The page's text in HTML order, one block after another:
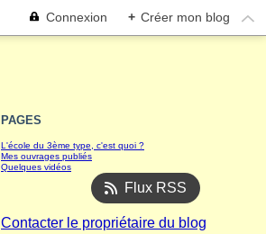
Connexion + Créer mon blog
PAGES
L'école du 3ème type, c'est quoi ?
Mes ouvrages publiés
Quelques vidéos
Flux RSS
Contacter le propriétaire du blog